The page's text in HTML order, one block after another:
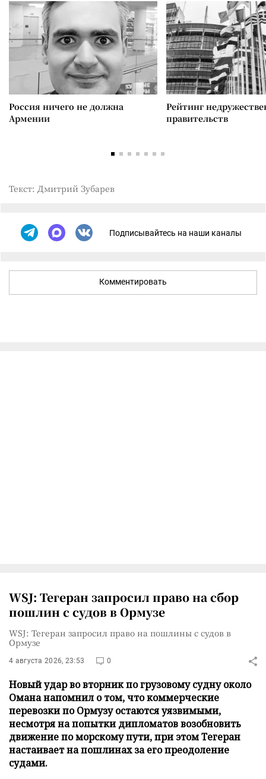
Россия ничего не должна
Армении
Рейтинг
правительств
Текст: Дмитрий Зубарев
Подписывайтесь на наши каналы
Комментировать
WSJ: Тегеран запросил право на сбор
пошлин с судов в Ормузе
WSJ: Тегеран запросил право на пошлины с судов в
Ормузе
4 августа 2026, 23:53 0
Новый удар во вторник по грузовому судну около
Омана напомнил о том, что коммерческие
перевозки по Ормузу остаются уязвимыми,
несмотря на попытки дипломатов возобновить
движение по морскому пути, при этом Тегеран
настаивает на пошлинах за его преодоление
судами.